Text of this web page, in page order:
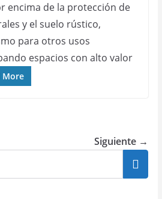
encima de la protección de
y el suelo rústico,
para otros usos
espacios con alto valor
More
Siguiente →